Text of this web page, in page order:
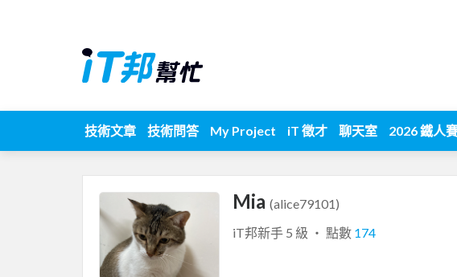
技術文章 技術問答 My Project iT 徵才 聊天室 2026 鐵人
Mia (alice79101)
iT邦新手 5 級 ‧ 點數 174